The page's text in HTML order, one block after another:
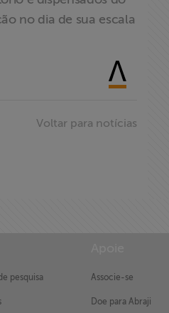
no dia de sua escala
Voltar para notícias
pesquisa Associe-se
Doe para Abraji